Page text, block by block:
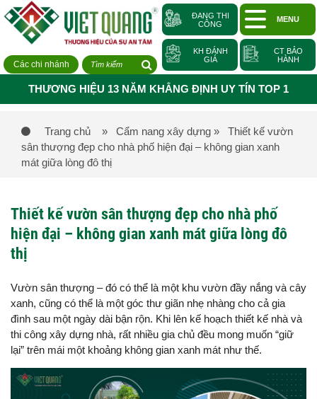
Các chi nhánh
ĐANG THI
CÔNG
MENU
KH ĐÁNH
GIÁ
CT BẢO
HÀNH
THƯƠNG HIỆU 13 NĂM KHẲNG ĐỊNH UY TÍN TOP 1
Trang chủ » Cẩm nang xây dựng » Thiết kế vườn
sân thượng đẹp cho nhà phố hiện đại – không gian xanh
mát giữa lòng đô thị
Thiết kế vườn sân thượng đẹp cho nhà phố
hiện đại – không gian xanh mát giữa lòng đô
thị
Vườn sân thượng – đó có thể là một khu vườn đầy nắng và cây
xanh, cũng có thể là một góc thư giãn nhẹ nhàng cho cả gia
đình sau một ngày dài bận rộn. Khi lên kế hoạch thiết kế nhà và
thi công xây dựng nhà, rất nhiều gia chủ đều mong muốn “giữ
lại” trên mái một khoảng không gian xanh mát như thế.